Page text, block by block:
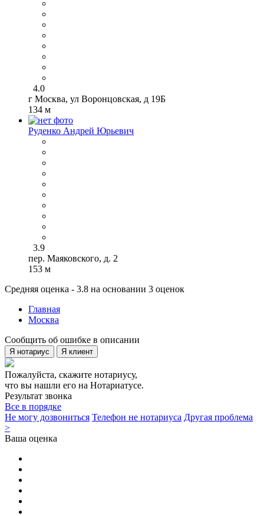
4.0
г Москва, ул Воронцовская, д 19Б
134 м
Руденко Андрей Юрьевич
3.9
пер. Маяковского, д. 2
153 м
Средняя оценка - 3.8 на основании 3 оценок
Главная
Москва
Сообщить об ошибке в описании
Я нотариус Я клиент
Пожалуйста, скажите нотариусу,
что вы нашли его на Нотариатусе.
Результат звонка
Все в порядке
Не могу дозвониться Телефон не нотариуса Другая проблема
>
Ваша оценка